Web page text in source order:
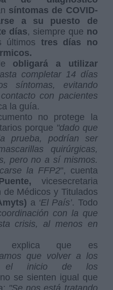
síntomas de COVID-
a su puesto de
días, siempre que no
últimos tres días no
obligará a utilizar
completar 14 días
síntomas, evitando
con pacientes
la guía.
no protege la
porque "dado que
prueba, podrían ser
quirúrgicas,
pero no a sí mismos.
la FFP2", cuenta
vicesecretaria
Médicos y Titulados
a ‘El País’. Todo
con la que
crisis, al menos en
explica que es
que volver a los
el inicio de los
se sienten igual que